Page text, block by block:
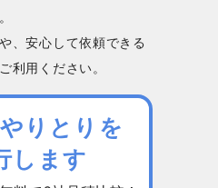
、安心して依頼できる
利用ください。
りとりを
します